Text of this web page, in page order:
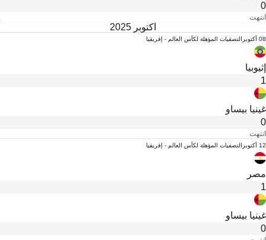
0
انتهت
أكتوبر 2025
08 أكتوبر التصفيات المؤهلة لكأس العالم - إفريقيا
إثيوبيا
1
غينيا بيساو
0
انتهت
12 أكتوبر التصفيات المؤهلة لكأس العالم - إفريقيا
مصر
1
غينيا بيساو
0